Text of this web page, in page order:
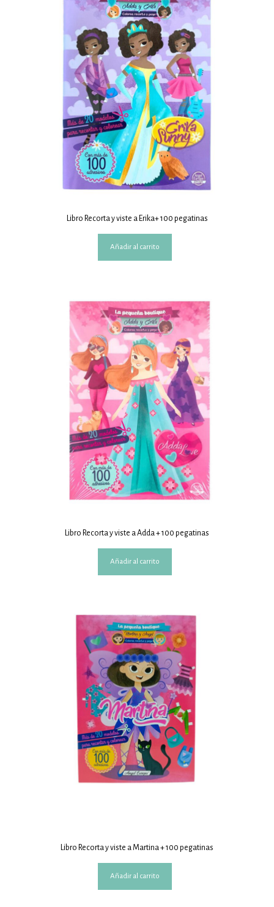
Libro Recorta y viste a Erika+ 100 pegatinas
Añadir al carrito
Libro Recorta y viste a Adda + 100 pegatinas
Añadir al carrito
Libro Recorta y viste a Martina + 100 pegatinas
Añadir al carrito